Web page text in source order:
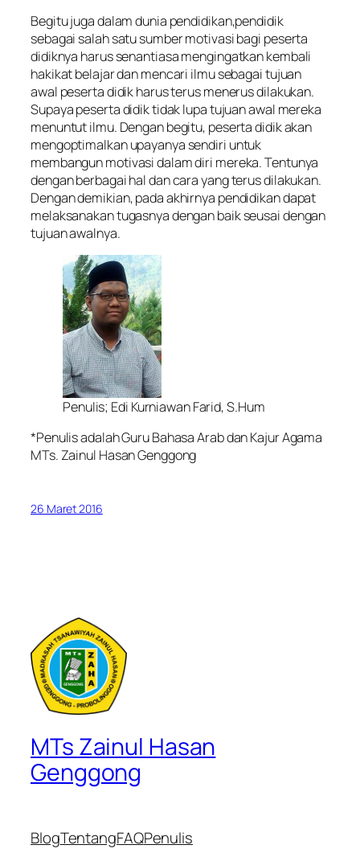
Begitu juga dalam dunia pendidikan,pendidik
sebagai salah satu sumber motivasi bagi peserta
didiknya harus senantiasa mengingatkan kembali
hakikat belajar dan mencari ilmu sebagai tujuan
awal peserta didik harus terus menerus dilakukan.
Supaya peserta didik tidak lupa tujuan awal mereka
menuntut ilmu. Dengan begitu, peserta didik akan
mengoptimalkan upayanya sendiri untuk
membangun motivasi dalam diri mereka. Tentunya
dengan berbagai hal dan cara yang terus dilakukan.
Dengan demikian, pada akhirnya pendidikan dapat
melaksanakan tugasnya dengan baik seusai dengan
tujuan awalnya.
Penulis; Edi Kurniawan Farid, S.Hum
*Penulis adalah Guru Bahasa Arab dan Kajur Agama
MTs. Zainul Hasan Genggong
26 Maret 2016
MTs Zainul Hasan
Genggong
BlogTentangFAQPenulis